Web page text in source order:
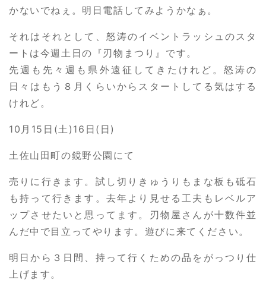
かないでねぇ。明日電話してみようかなぁ。
それはそれとして、怒涛のイベントラッシュのスタ
ートは今週土日の『刃物まつり』です。
先週も先々週も県外遠征してきたけれど。怒涛の
日々はもう８月くらいからスタートしてる気はする
けれど。
10月15日(土)16日(日)
土佐山田町の鏡野公園にて
売りに行きます。試し切りきゅうりもまな板も砥石
も持って行きます。去年より見せる工夫もレベルア
ップさせたいと思ってます。刃物屋さんが十数件並
んだ中で目立ってやります。遊びに来てください。
明日から３日間、持って行くための品をがっつり仕
上げます。